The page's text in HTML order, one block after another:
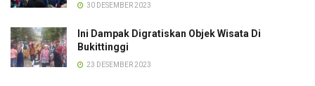
30 DESEMBER 2023
Ini Dampak Digratiskan Objek Wisata Di
Bukittinggi
23 DESEMBER 2023